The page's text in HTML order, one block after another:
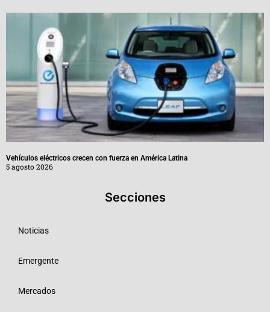
Vehículos eléctricos crecen con fuerza en América Latina
5 agosto 2026
Secciones
Noticias
Emergente
Mercados